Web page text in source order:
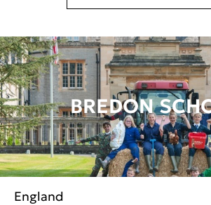
BREDON
England